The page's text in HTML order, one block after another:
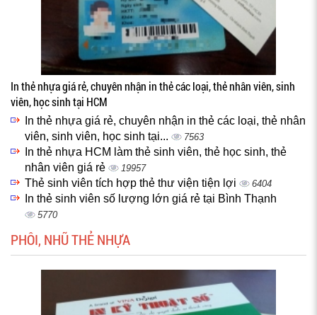
In thẻ nhựa giá rẻ, chuyên nhận in thẻ các loại, thẻ nhân viên, sinh
viên, học sinh tại HCM
In thẻ nhựa giá rẻ, chuyên nhận in thẻ các loại, thẻ nhân
viên, sinh viên, học sinh tại...
7563
In thẻ nhựa HCM làm thẻ sinh viên, thẻ học sinh, thẻ
nhân viên giá rẻ
19957
Thẻ sinh viên tích hợp thẻ thư viện tiện lợi 6404
In thẻ sinh viên số lượng lớn giá rẻ tại Bình Thạnh
5770
PHÔI, NHŨ THẺ NHỰA